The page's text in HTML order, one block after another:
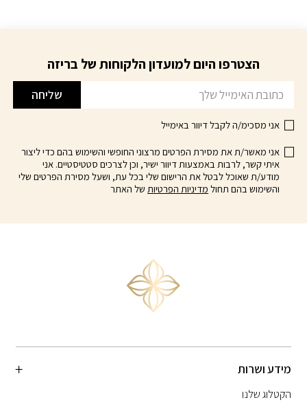
סוגים.
בעמוד
המוצר
הצטרפו היום למועדון הלקוחות של בריזה
שליחה
אני מסכימ/ה לקבל דיוור באימייל
אני מאשר/ת את מסירת הפרטים מרצוני החופשי והשימוש בהם כדי ליצור
איתי קשר, לרבות באמצעות דיוור ישיר, וכן לצרכים סטטיסטיים. אני
מודע/ת שאוכל לבטל את הרישום שלי בכל עת, ושעל מסירת הפרטים שלי
והשימוש בהם תחול מדיניות הפרטיותשל האתר
מידע ושרות
הקטלוג שלנו